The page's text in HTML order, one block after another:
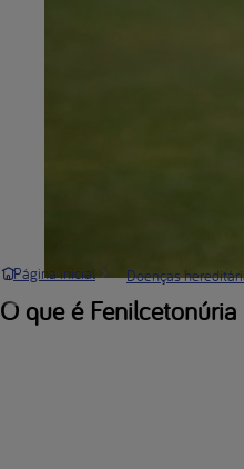
O que é
Página inicial Doenças